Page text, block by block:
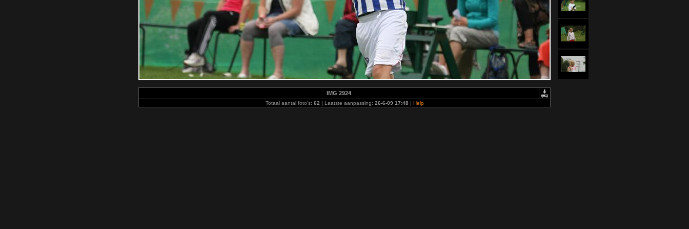
IMG 2924
Totaal aantal foto's: 62 | Laatste aanpassing: 26-6-09 17:48| Help